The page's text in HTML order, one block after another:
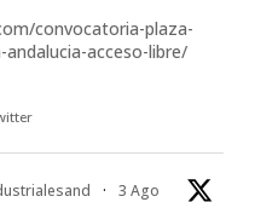
convocatoria-plaza-
acceso-libre/
· 3 Ago